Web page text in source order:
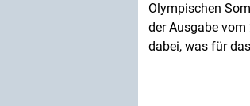
Olympischen
der Ausgabe
dabei, was für